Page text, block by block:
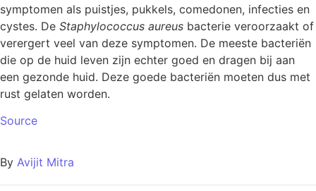
symptomen als puistjes, pukkels, comedonen, infecties en
cystes. De Staphylococcus aureus bacterie veroorzaakt of
verergert veel van deze symptomen. De meeste bacteriën
die op de huid leven zijn echter goed en dragen bij aan
een gezonde huid. Deze goede bacteriën moeten dus met
rust gelaten worden.
Source
By Avijit Mitra